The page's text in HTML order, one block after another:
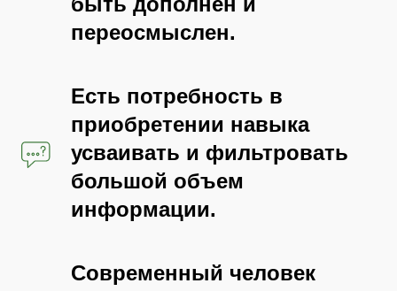
переосмыслен.
Есть потребность в
приобретении навыка
усваивать и фильтровать
большой объем
информации.
Современный человек